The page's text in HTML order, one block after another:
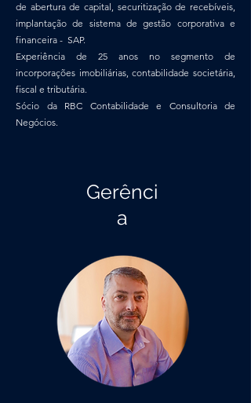
de abertura de capital, securitização de recebíveis,
implantação de sistema de gestão corporativa e
financeira - SAP.
Experiência de 25 anos no segmento de
incorporações imobiliárias, contabilidade societária,
fiscal e tributária.
Sócio da RBC Contabilidade e Consultoria de
Negócios.
Gerênci
a